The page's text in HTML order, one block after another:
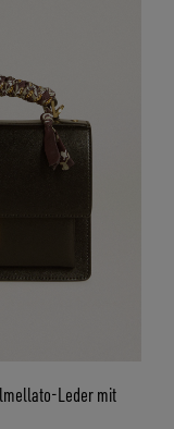
Leder mit